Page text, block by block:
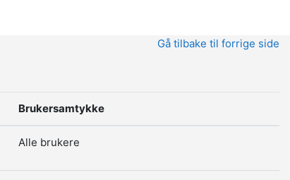
Gå tilbake til forrige side
Brukersamtykke
Alle brukere